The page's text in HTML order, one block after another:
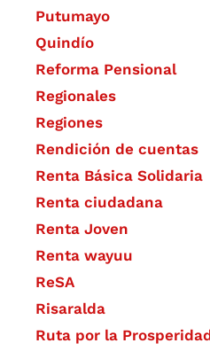
Putumayo
Quindío
Reforma Pensional
Regionales
Regiones
Rendición de cuentas
Renta Básica Solidaria
Renta ciudadana
Renta Joven
Renta wayuu
ReSA
Risaralda
Ruta por la